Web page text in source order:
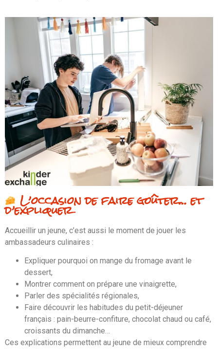
L’occasion de faire goûter… et
d’expliquer
Accueillir un jeune, c’est aussi le moment de jouer les
ambassadeurs culinaires :
Expliquer pourquoi on mange du fromage avant le
dessert,
Montrer comment on prépare une vinaigrette,
Parler des spécialités régionales,
Faire découvrir les habitudes du petit-déjeuner
français : pain-beurre-confiture, chocolat chaud ou café,
croissants du dimanche…
Ces explications permettent au jeune de mieux comprendre